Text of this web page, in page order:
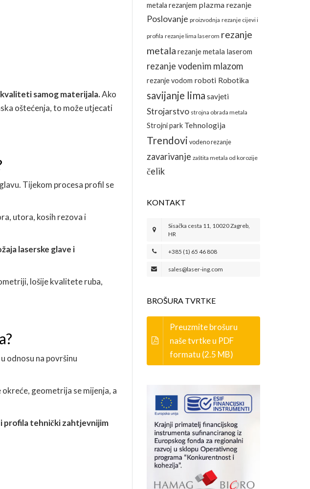
samog materijala.Ako
oštećenja, to može utjecati
Tijekom procesa profil se
utora, kosih rezova i
laserske glave i
lošije kvalitete ruba,
odnosu na površinu
geometrija se mijenja, a
profila tehnički zahtjevnijim
metala rezanjem plazma rezanje
Poslovanje proizvodnja rezanje cijevi i
profila rezanje lima laserom rezanje
metala rezanje metala laserom
rezanje vodenim mlazom
rezanje vodom roboti Robotika
savijanje lima savjeti
Strojarstvo strojna obrada metala
Strojni park Tehnologija
Trendovi vodeno rezanje
zavarivanje zaštita metala od korozije
čelik
KONTAKT
Sisačka cesta 11, 10020 Zagreb,
HR
+385 (1) 65 46 808
sales@laser-ing.com
BROŠURA TVRTKE
Preuzmite brošuru
naše tvrtke u PDF
formatu (2.5 MB)